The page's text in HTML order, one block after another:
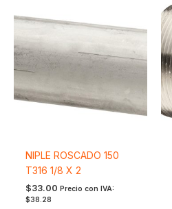
NIPLE ROSCADO 150
T316 1/8 X 2
$33.00 Precio con IVA:
$38.28